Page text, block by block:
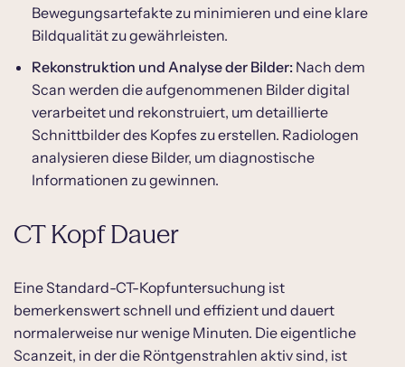
Bewegungsartefakte zu minimieren und eine klare
Bildqualität zu gewährleisten.
Rekonstruktion und Analyse der Bilder: Nach dem
Scan werden die aufgenommenen Bilder digital
verarbeitet und rekonstruiert, um detaillierte
Schnittbilder des Kopfes zu erstellen. Radiologen
analysieren diese Bilder, um diagnostische
Informationen zu gewinnen.
CT Kopf Dauer
Eine Standard-CT-Kopfuntersuchung ist
bemerkenswert schnell und effizient und dauert
normalerweise nur wenige Minuten. Die eigentliche
Scanzeit, in der die Röntgenstrahlen aktiv sind, ist